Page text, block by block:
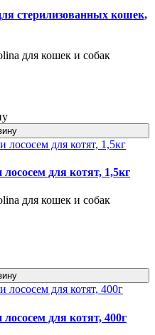
стерилизованных кошек,
для кошек и собак
для котят, 1,5кг
для кошек и собак
для котят, 400г